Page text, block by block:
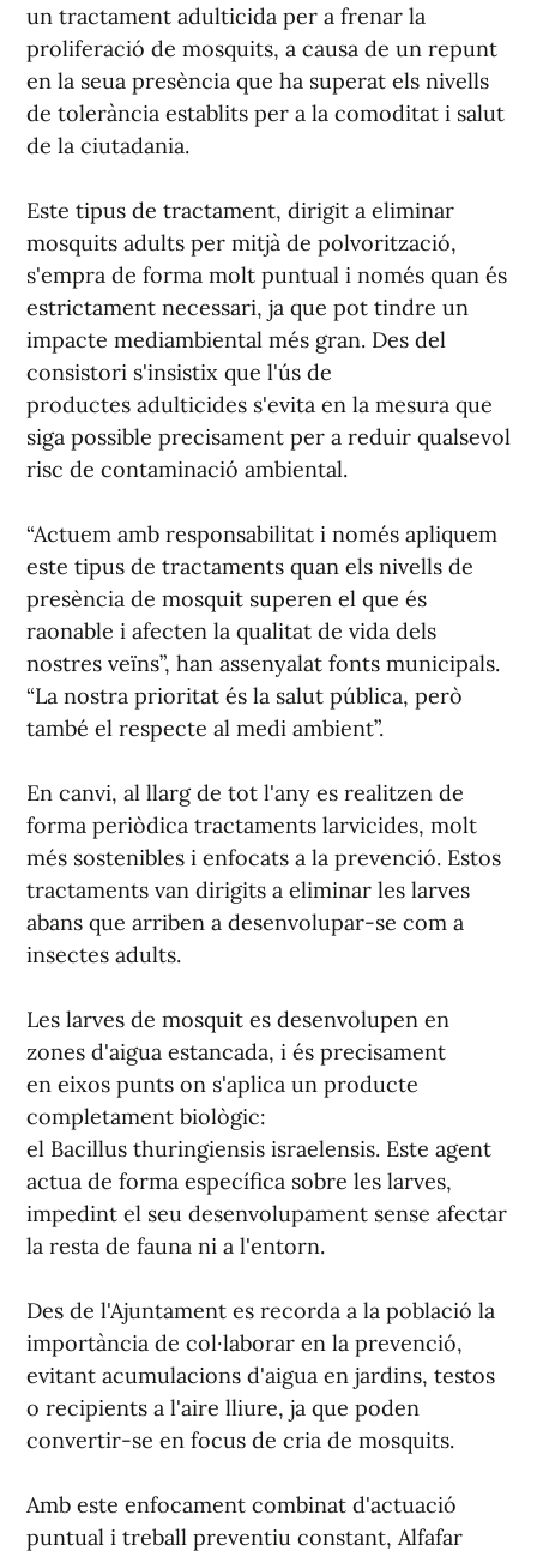
un tractament adulticida per a frenar la
proliferació de mosquits, a causa de un repunt
en la seua presència que ha superat els nivells
de tolerància establits per a la comoditat i salut
de la ciutadania.
Este tipus de tractament, dirigit a eliminar
mosquits adults per mitjà de polvorització,
s'empra de forma molt puntual i només quan és
estrictament necessari, ja que pot tindre un
impacte mediambiental més gran. Des del
consistori s'insistix que l'ús de
productes adulticides s'evita en la mesura que
siga possible precisament per a reduir qualsevol
risc de contaminació ambiental.
“Actuem amb responsabilitat i només apliquem
este tipus de tractaments quan els nivells de
presència de mosquit superen el que és
raonable i afecten la qualitat de vida dels
nostres veïns”, han assenyalat fonts municipals.
“La nostra prioritat és la salut pública, però
també el respecte al medi ambient”.
En canvi, al llarg de tot l'any es realitzen de
forma periòdica tractaments larvicides, molt
més sostenibles i enfocats a la prevenció. Estos
tractaments van dirigits a eliminar les larves
abans que arriben a desenvolupar-se com a
insectes adults.
Les larves de mosquit es desenvolupen en
zones d'aigua estancada, i és precisament
en eixos punts on s'aplica un producte
completament biològic:
el Bacillus thuringiensis israelensis. Este agent
actua de forma específica sobre les larves,
impedint el seu desenvolupament sense afectar
la resta de fauna ni a l'entorn.
Des de l'Ajuntament es recorda a la població la
importància de col·laborar en la prevenció,
evitant acumulacions d'aigua en jardins, testos
o recipients a l'aire lliure, ja que poden
convertir-se en focus de cria de mosquits.
Amb este enfocament combinat d'actuació
puntual i treball preventiu constant, Alfafar